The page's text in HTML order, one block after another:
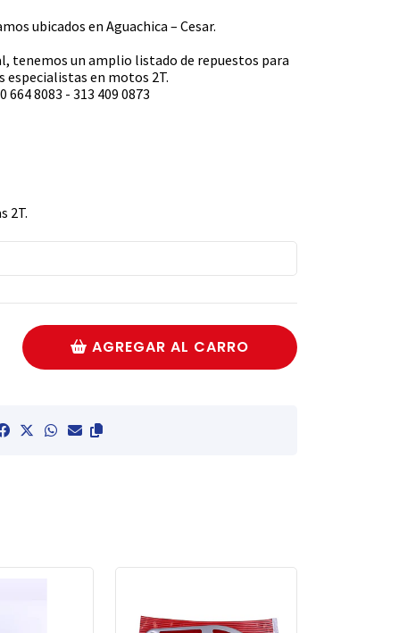
ubicados en Aguachica – Cesar.
tenemos un amplio listado de repuestos para
en motos 2T.
8083 - 313 409 0873
2T.
AGREGAR AL CARRO